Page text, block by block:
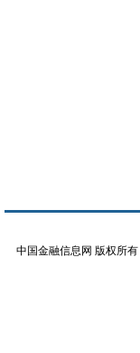
中国金融信息网 版权所有